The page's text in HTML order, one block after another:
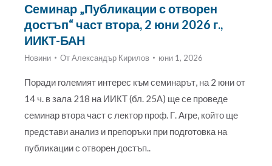
Семинар „Публикации с отворен
достъп“ част втора, 2 юни 2026 г.,
ИИКТ-БАН
Новини ОтАлександър Кирилов юни 1, 2026
Поради големият интерес към семинарът, на 2 юни от
14 ч. в зала 218 на ИИКТ (бл. 25А) ще се проведе
семинар втора част с лектор проф. Г. Агре, който ще
представи анализ и препоръки при подготовка на
публикации с отворен достъп..